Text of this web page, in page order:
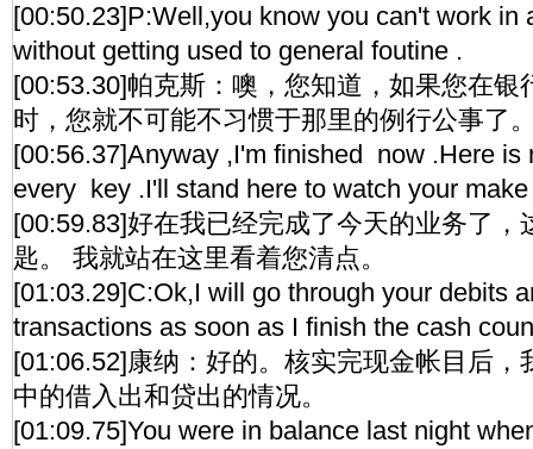
[00:50.23]P:Well,you know you can't work in
without getting used to general foutine .
[00:53.30]帕克斯：噢，您知道，如果您在银
时，您就不可能不习惯于那里的例行公事了
[00:56.37]Anyway ,I'm finished now .Here is
every key .I'll stand here to watch your
[00:59.83]好在我已经完成了今天的业务了，
匙。 我就站在这里看着您清点。
[01:03.29]C:Ok,I will go through your debits
transactions as soon as I finish the cash
[01:06.52]康纳：好的。核实完现金帐目后，
中的借入出和贷出的情况。
[01:09.75]You were in balance last night